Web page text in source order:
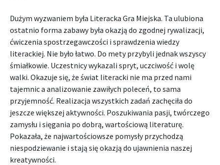
Dużym wyzwaniem była Literacka Gra Miejska. Ta ulubiona
ostatnio forma zabawy była okazją do zgodnej rywalizacji,
ćwiczenia spostrzegawczości i sprawdzenia wiedzy
literackiej. Nie było łatwo. Do mety przybyli jednak wszyscy
śmiałkowie. Uczestnicy wykazali spryt, uczciwość i wolę
walki. Okazuje się, że świat literacki nie ma przed nami
tajemnic a analizowanie zawiłych poleceń, to sama
przyjemność. Realizacja wszystkich zadań zachęciła do
jeszcze większej aktywności. Poszukiwania pasji, twórczego
zamysłu i sięgania po dobrą, wartościową literaturę.
Pokazała, że najwartościowsze pomysły przychodzą
niespodziewanie i stają się okazją do ujawnienia naszej
kreatywności.